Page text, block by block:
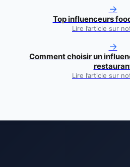
→
Top influenceurs
Lire l’article sur
→
Comment choisir un
Lire l’article sur